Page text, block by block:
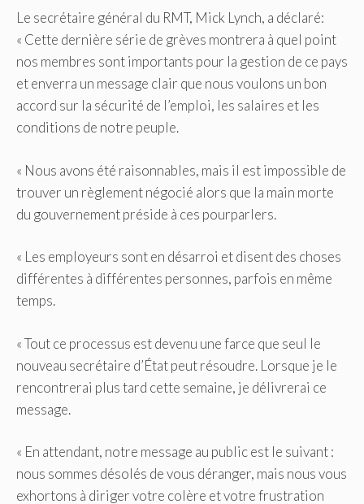
Le secrétaire général du RMT, Mick Lynch, a déclaré:
« Cette dernière série de grèves montrera à quel point
nos membres sont importants pour la gestion de ce pays
et enverra un message clair que nous voulons un bon
accord sur la sécurité de l’emploi, les salaires et les
conditions de notre peuple.
« Nous avons été raisonnables, mais il est impossible de
trouver un règlement négocié alors que la main morte
du gouvernement préside à ces pourparlers.
« Les employeurs sont en désarroi et disent des choses
différentes à différentes personnes, parfois en même
temps.
« Tout ce processus est devenu une farce que seul le
nouveau secrétaire d’État peut résoudre. Lorsque je le
rencontrerai plus tard cette semaine, je délivrerai ce
message.
« En attendant, notre message au public est le suivant :
nous sommes désolés de vous déranger, mais nous vous
exhortons à diriger votre colère et votre frustration